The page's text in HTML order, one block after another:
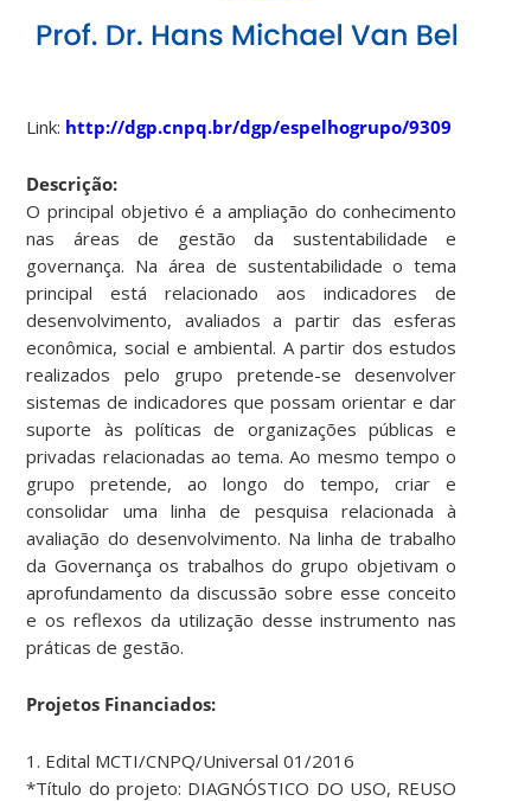
Link: http://dgp.cnpq.br/dgp/espelhogrupo/9309
Descrição:
O principal objetivo é a ampliação do conhecimento
nas áreas de gestão da sustentabilidade e
governança. Na área de sustentabilidade o tema
principal está relacionado aos indicadores de
desenvolvimento, avaliados a partir das esferas
econômica, social e ambiental. A partir dos estudos
realizados pelo grupo pretende-se desenvolver
sistemas de indicadores que possam orientar e dar
suporte às políticas de organizações públicas e
privadas relacionadas ao tema. Ao mesmo tempo o
grupo pretende, ao longo do tempo, criar e
consolidar uma linha de pesquisa relacionada à
avaliação do desenvolvimento. Na linha de trabalho
da Governança os trabalhos do grupo objetivam o
aprofundamento da discussão sobre esse conceito
e os reflexos da utilização desse instrumento nas
práticas de gestão.
Projetos Financiados:
1. Edital MCTI/CNPQ/Universal 01/2016
*Título do projeto: DIAGNÓSTICO DO USO, REUSO